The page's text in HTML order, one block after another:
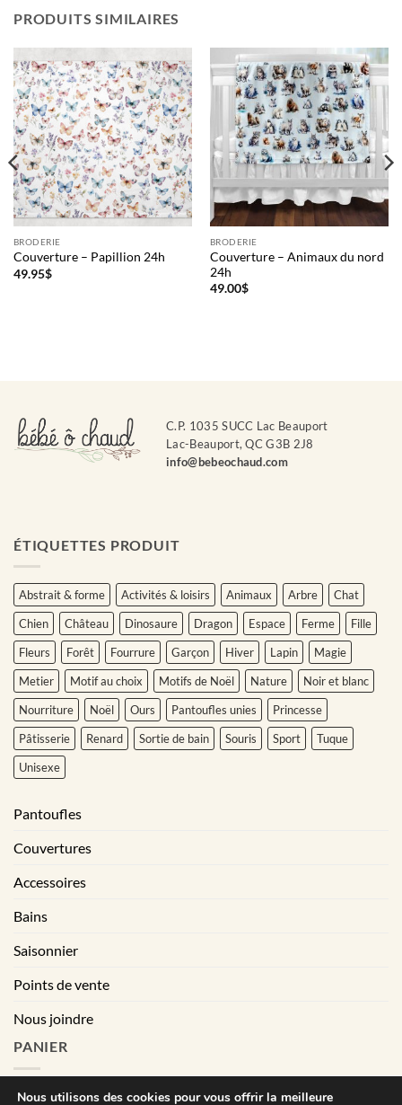
PRODUITS SIMILAIRES
BRODERIE
Couverture – Papillion 24h
49.95$
BRODERIE
Couverture – Animaux du nord
24h
49.00$
C.P. 1035 SUCC Lac Beauport
Lac-Beauport, QC G3B 2J8
info@bebeochaud.com
ÉTIQUETTES PRODUIT
Abstrait & forme Activités & loisirs Animaux Arbre
Chat
Chien
Château Dinosaure Dragon Espace Ferme
Fille
Fleurs
Forêt Fourrure Garçon Hiver Lapin
Magie
Metier
Motif au choix Motifs de Noël Nature
Noir et blanc
Nourriture
Noël Ours Pantoufles unies
Princesse
Pâtisserie
Renard Sortie de bain Souris Sport
Tuque
Unisexe
Pantoufles
Couvertures
Accessoires
Bains
Saisonnier
Points de vente
Nous joindre
PANIER
Nous utilisons des cookies pour vous offrir la meilleure